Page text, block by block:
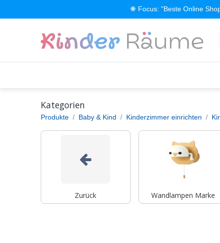
❋ Focus: "Beste Online
Kategorien
Produkte Baby & Kind Kinderzimmer einrichten
Zurück Wandlampen Marke